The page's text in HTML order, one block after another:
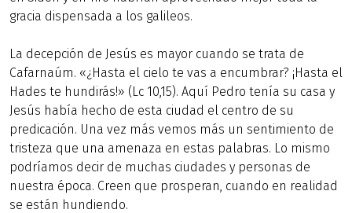
gracia dispensada a los galileos.
La decepción de Jesús es mayor cuando se trata de
Cafarnaúm. «¿Hasta el cielo te vas a encumbrar? ¡Hasta el
Hades te hundirás!» (Lc 10,15). Aquí Pedro tenía su casa y
Jesús había hecho de esta ciudad el centro de su
predicación. Una vez más vemos más un sentimiento de
tristeza que una amenaza en estas palabras. Lo mismo
podríamos decir de muchas ciudades y personas de
nuestra época. Creen que prosperan, cuando en realidad
se están hundiendo.